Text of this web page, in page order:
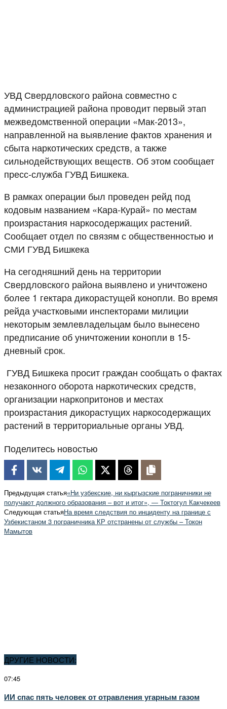
УВД Свердловского района совместно с
администрацией района проводит первый этап
межведомственной операции «Мак-2013»,
направленной на выявление фактов хранения и
сбыта наркотических средств, а также
сильнодействующих веществ. Об этом сообщает
пресс-служба ГУВД Бишкека.
В рамках операции был проведен рейд под
кодовым названием «Кара-Курай» по местам
произрастания наркосодержащих растений.
Сообщает отдел по связям с общественностью и
СМИ ГУВД Бишкека
На сегодняшний день на территории
Свердловского района выявлено и уничтожено
более 1 гектара дикорастущей конопли. Во время
рейда участковыми инспекторами милиции
некоторым землевладельцам было вынесено
предписание об уничтожении конопли в 15-
дневный срок.
ГУВД Бишкека просит граждан сообщать о фактах
незаконного оборота наркотических средств,
организации наркопритонов и местах
произрастания дикорастущих наркосодержащих
растений в территориальные органы УВД.
Поделитесь новостью
Предыдущая статья«Ни узбекские, ни кыргызские пограничники не
получают должного образования – вот и итог», — Токтогул Какчекеев
Следующая статьяНа время следствия по инциденту на границе с
Узбекистаном 3 пограничника КР отстранены от службы – Токон
Мамытов
ДРУГИЕ НОВОСТИ:
07:45
ИИ спас пять человек от отравления угарным газом